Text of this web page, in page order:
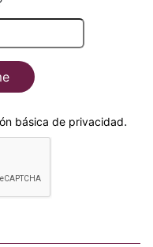
básica de privacidad.